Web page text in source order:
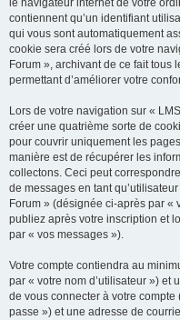
le navigateur internet de votre
contiennent qu’un identifiant
qui vous sont automatiquement
cookie sera créé lors de votre
Forum », archivant de ce fait tous
permettant d’améliorer votre
Lors de votre navigation sur «
créer une quatrième sorte de
pour couvrir uniquement les
manière est de récupérer les
collectons. Ceci peut
de messages en tant
Forum » (désignée ci-après par «
publiez après votre inscription et
par « vos messages »).
Votre compte contiendra au
par « votre nom d’utilisateur ») et
de vous connecter à votre
passe ») et une adresse de